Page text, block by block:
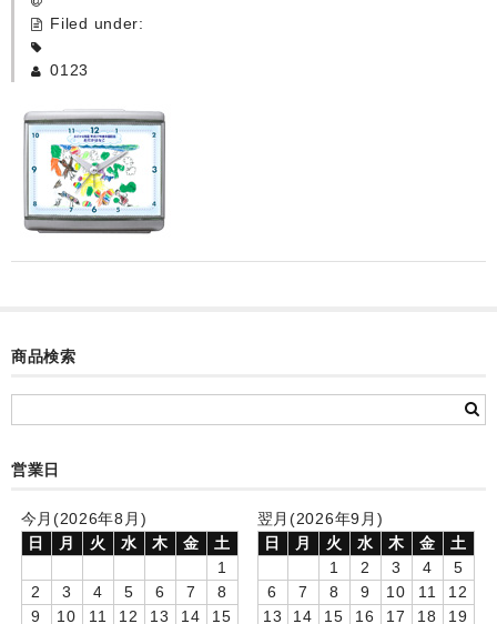
カード付フォトフレームクロック(集合)
目覚まし時計(集合＋個別)
メロディ時計(集合)
メロディ時計(個別)
知育時計
制服メモリー
自作オリジナル時計
Filed under:
0123
商品検索
営業日
今月(2026年8月)
日
月 火 水 木 金
土
1
2
3 4 5 6 7
8
9
10 11 12 13 14 15
翌月(2026年9月)
日
月 火 水 木 金
土
1
2 3 4
5
6
7 8 9 10 11
12
13
14 15 16 17 18 19